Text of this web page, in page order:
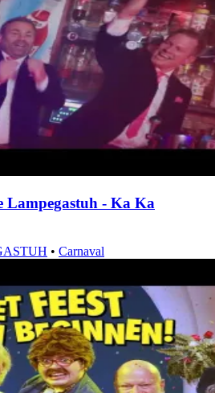
Lampegastuh - Ka Ka
• Carnaval